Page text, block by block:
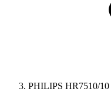
PHILIPS HR7510/10